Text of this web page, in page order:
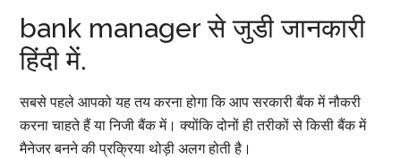
bank manager से जुडी जानकारी
हिंदी में.
सबसे पहले आपको यह तय करना होगा कि आप सरकारी बैंक में नौकरी
करना चाहते हैं या निजी बैंक में। क्योंकि दोनों ही तरीकों से किसी बैंक में
मैनेजर बनने की प्रक्रिया थोड़ी अलग होती है।